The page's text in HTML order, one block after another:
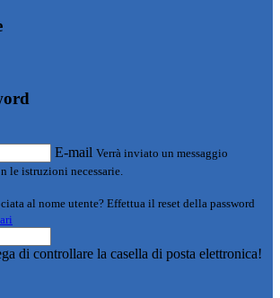
E-mail Verrà inviato un messaggio
le istruzioni necessarie.
al nome utente? Effettua il reset della password
di controllare la casella di posta elettronica!